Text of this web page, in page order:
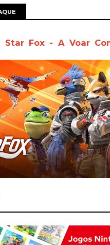
Star Fox - A Voar